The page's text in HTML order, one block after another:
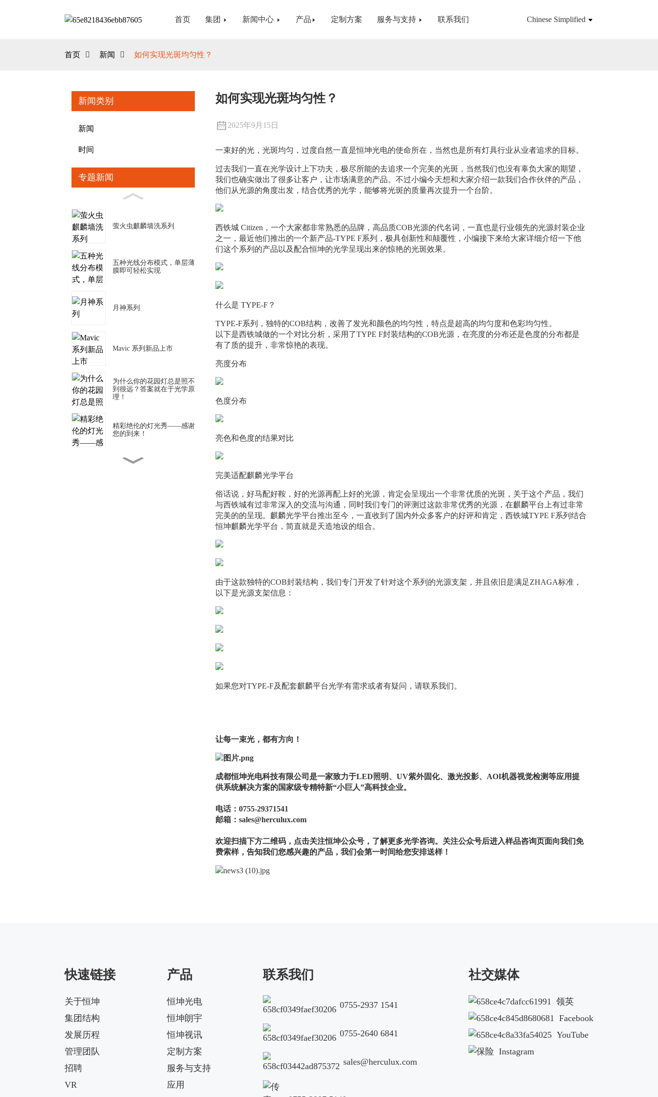
首页 集团 新闻中心 产品 定制方案 服务与支持 联系我们 Chinese Simplified
首页 新闻 如何实现光斑均匀性？
新闻类别
新闻
时间
专题新闻
萤火虫麒麟墙洗系列
五种光线分布模式，单层薄
膜即可轻松实现
月神系列
Mavic 系列新品上市
为什么你的花园灯总是照不
到很远？答案就在于光学原
理！
精彩绝伦的灯光秀——感谢
您的到来！
如何实现光斑均匀性？
2025年9月15日
一束好的光，光斑均匀，过度自然一直是恒坤光电的使命所在，当然也是所有灯具行业从业者追求的目标。
过去我们一直在光学设计上下功夫，极尽所能的去追求一个完美的光斑，当然我们也没有辜负大家的期望，
我们也确实做出了很多让客户，让市场满意的产品。不过小编今天想和大家介绍一款我们合作伙伴的产品，
他们从光源的角度出发，结合优秀的光学，能够将光斑的质量再次提升一个台阶。
西铁城 Citizen，一个大家都非常熟悉的品牌，高品质COB光源的代名词，一直也是行业领先的光源封装企业
之一，最近他们推出的一个新产品-TYPE F系列，极具创新性和颠覆性，小编接下来给大家详细介绍一下他
们这个系列的产品以及配合恒坤的光学呈现出来的惊艳的光斑效果。
什么是 TYPE-F？
TYPE-F系列，独特的COB结构，改善了发光和颜色的均匀性，特点是超高的均匀度和色彩均匀性。
以下是西铁城做的一个对比分析，采用了TYPE F封装结构的COB光源，在亮度的分布还是色度的分布都是
有了质的提升，非常惊艳的表现。
亮度分布
色度分布
亮色和色度的结果对比
完美适配麒麟光学平台
俗话说，好马配好鞍，好的光源再配上好的光源，肯定会呈现出一个非常优质的光斑，关于这个产品，我们
与西铁城有过非常深入的交流与沟通，同时我们专门的评测过这款非常优秀的光源，在麒麟平台上有过非常
完美的的呈现。麒麟光学平台推出至今，一直收到了国内外众多客户的好评和肯定，西铁城TYPE F系列结合
恒坤麒麟光学平台，简直就是天造地设的组合。
由于这款独特的COB封装结构，我们专门开发了针对这个系列的光源支架，并且依旧是满足ZHAGA标准，
以下是光源支架信息：
如果您对TYPE-F及配套麒麟平台光学有需求或者有疑问，请联系我们。
让每一束光，都有方向！
成都恒坤光电科技有限公司是一家致力于LED照明、UV紫外固化、激光投影、AOI机器视觉检测等应用提
供系统解决方案的国家级专精特新“小巨人”高科技企业。
电话：0755-29371541
邮箱：sales@herculux.com
欢迎扫描下方二维码，点击关注恒坤公众号，了解更多光学咨询。关注公众号后进入样品咨询页面向我们免
费索样，告知我们您感兴趣的产品，我们会第一时间给您安排送样！
快速链接
关于恒坤
集团结构
发展历程
管理团队
招聘
VR
产品
恒坤光电
恒坤朗宇
恒坤视讯
定制方案
服务与支持
应用
联系我们
0755-2937 1541
0755-2640 6841
sales@herculux.com
社交媒体
领英
Facebook
YouTube
Instagram